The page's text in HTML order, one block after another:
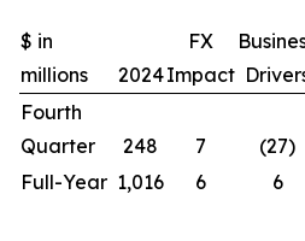
$ in
millions
2024
FX
Impact
Fourth
Quarter
248 7 (27)
Full-Year 1,016 6 6